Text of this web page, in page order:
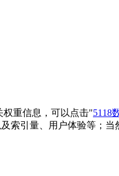
权重信息，可以点击"5118
索引量、用户体验等；